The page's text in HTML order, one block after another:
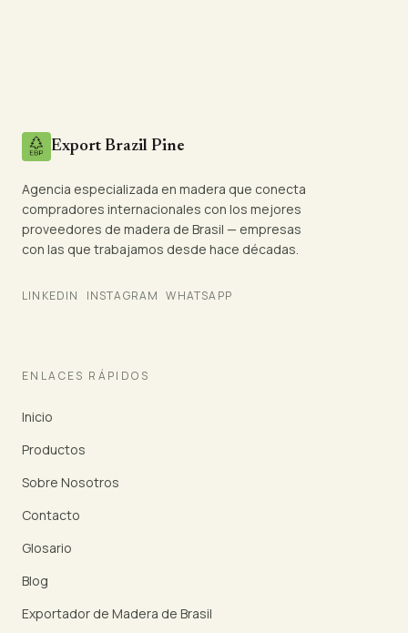
Export Brazil Pine
Agencia especializada en madera que conecta
compradores internacionales con los mejores
proveedores de madera de Brasil — empresas
con las que trabajamos desde hace décadas.
LINKEDIN INSTAGRAM WHATSAPP
ENLACES RÁPIDOS
Inicio
Productos
Sobre Nosotros
Contacto
Glosario
Blog
Exportador de Madera de Brasil